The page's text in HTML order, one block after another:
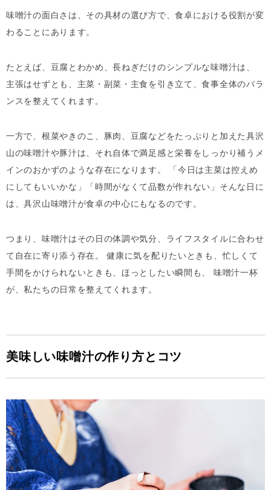
味噌汁の面白さは、その具材の選び方で、食卓における役割が変
わることにあります。
たとえば、豆腐とわかめ、長ねぎだけのシンプルな味噌汁は、
主張はせずとも、主菜・副菜・主食を引き立て、食事全体のバラ
ンスを整えてくれます。
一方で、根菜やきのこ、豚肉、豆腐などをたっぷりと加えた具沢
山の味噌汁や豚汁は、それ自体で満足感と栄養をしっかり補うメ
インのおかずのような存在になります。 「今日は主菜は控えめ
にしてもいいかな」「時間がなくて品数が作れない」そんな日に
は、具沢山味噌汁が食卓の中心にもなるのです。
つまり、味噌汁はその日の体調や気分、ライフスタイルに合わせ
て自在に寄り添う存在。 健康に気を配りたいときも、忙しくて
手間をかけられないときも、ほっとしたい瞬間も、 味噌汁一杯
が、私たちの日常を整えてくれます。
美味しい味噌汁の作り方とコツ